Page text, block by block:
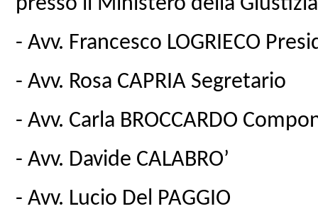
- Avv. Francesco LOGRIECO
- Avv. Rosa CAPRIA Segretario
- Avv. Carla BROCCARDO
- Avv. Davide CALABRO’
- Avv. Lucio Del PAGGIO